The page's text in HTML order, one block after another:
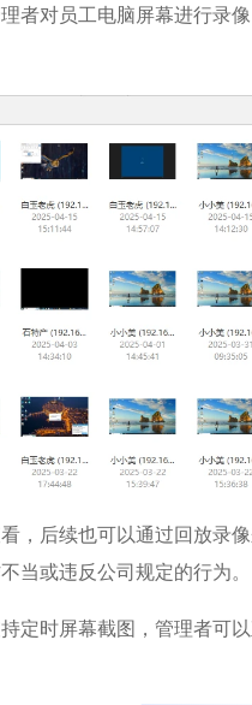
者对员工电脑屏幕进行录
，后续也可以通过回放录
当或违反公司规定的行为。
定时屏幕截图，管理者可